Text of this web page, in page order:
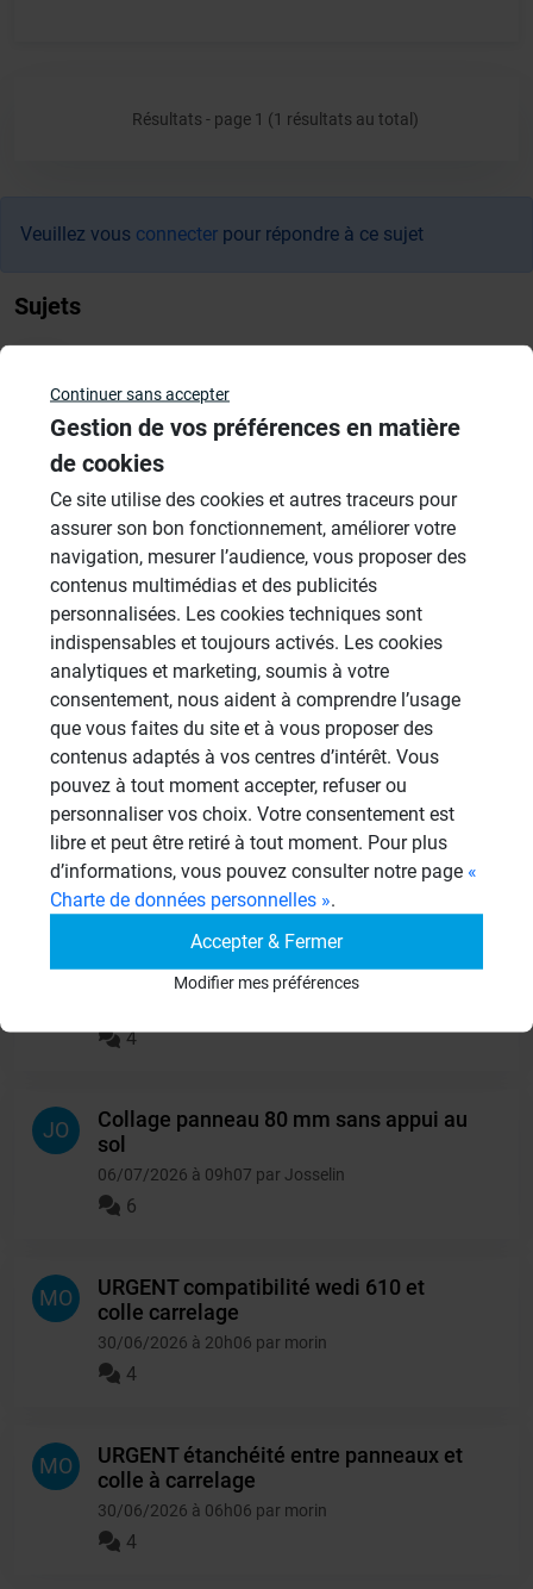
Résultats - page 1 (1 résultats au total)
Veuillez vous connecter pour répondre à ce sujet
Sujets
1485 Sujets
Cabines de hammam
26 Sujets
Systèmes de panneaux à carreler
1206 Sujets
Aménagement Agencement
Revêtement Finition
19 Sujets
Autres
950 Sujets
Autres questions
SC
Montage d'aplomb d'une paroi
40mm.
4
JO
Collage panneau 80 mm sans appui au
sol
06/07/2026 à 09h07 par Josselin
6
MO
URGENT compatibilité wedi 610 et
colle carrelage
30/06/2026 à 20h06 par morin
4
MO
URGENT étanchéité entre panneaux et
colle à carrelage
30/06/2026 à 06h06 par morin
4
Continuer sans accepter
Gestion de vos préférences en matière
de cookies
Ce site utilise des cookies et autres traceurs pour
assurer son bon fonctionnement, améliorer votre
navigation, mesurer l’audience, vous proposer des
contenus multimédias et des publicités
personnalisées. Les cookies techniques sont
indispensables et toujours activés. Les cookies
analytiques et marketing, soumis à votre
consentement, nous aident à comprendre l’usage
que vous faites du site et à vous proposer des
contenus adaptés à vos centres d’intérêt. Vous
pouvez à tout moment accepter, refuser ou
personnaliser vos choix. Votre consentement est
libre et peut être retiré à tout moment. Pour plus
d’informations, vous pouvez consulter notre page «
Charte de données personnelles ».
Accepter & Fermer
Modifier mes préférences